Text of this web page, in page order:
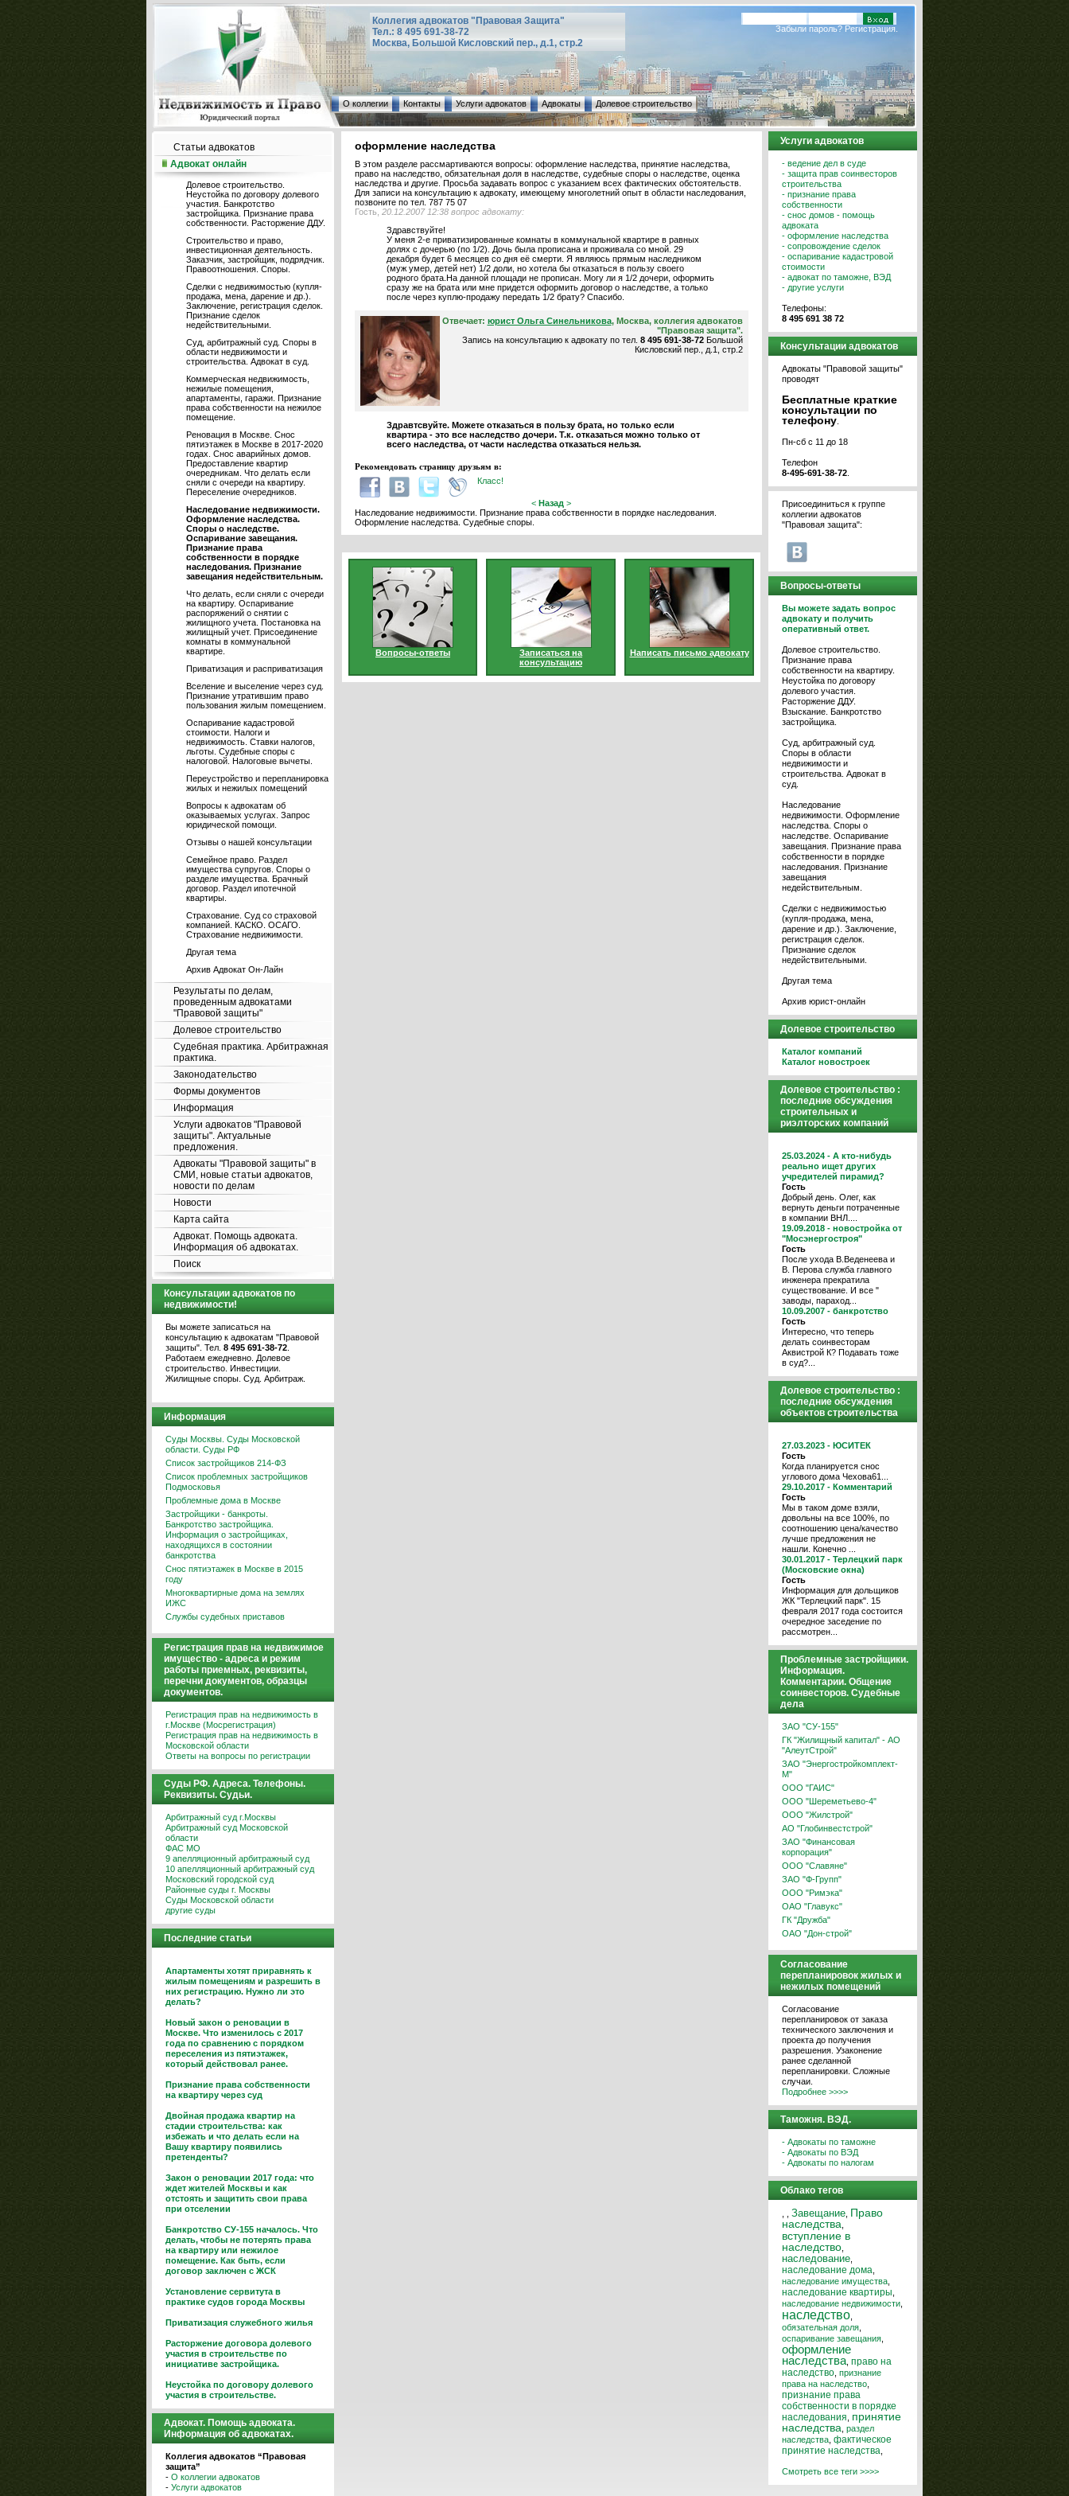
Коллегия адвокатов "Правовая Защита"
Тел.: 8 495 691-38-72
Москва, Большой Кисловский пер., д.1, стр.2
Забыли пароль? Регистрация.
О коллегии Контакты Услуги адвокатов Адвокаты Долевое строительство
Статьи адвокатов
Адвокат онлайн
Долевое строительство.
Неустойка по договору долевого
участия. Банкротство
застройщика. Признание права
собственности. Расторжение ДДУ.
Строительство и право,
инвестиционная деятельность.
Заказчик, застройщик, подрядчик.
Правоотношения. Споры.
Сделки с недвижимостью (купля-
продажа, мена, дарение и др.).
Заключение, регистрация сделок.
Признание сделок
недействительными.
Суд, арбитражный суд. Споры в
области недвижимости и
строительства. Адвокат в суд.
Коммерческая недвижимость,
нежилые помещения,
апартаменты, гаражи. Признание
права собственности на нежилое
помещение.
Реновация в Москве. Снос
пятиэтажек в Москве в 2017-2020
годах. Снос аварийных домов.
Предоставление квартир
очередникам. Что делать если
сняли с очереди на квартиру.
Переселение очередников.
Наследование недвижимости.
Оформление наследства.
Споры о наследстве.
Оспаривание завещания.
Признание права
собственности в порядке
наследования. Признание
завещания недействительным.
Что делать, если сняли с очереди
на квартиру. Оспаривание
распоряжений о снятии с
жилищного учета. Постановка на
жилищный учет. Присоединение
комнаты в коммунальной
квартире.
Приватизация и расприватизация
Вселение и выселение через суд.
Признание утратившим право
пользования жилым помещением.
Оспаривание кадастровой
стоимости. Налоги и
недвижимость. Ставки налогов,
льготы. Судебные споры с
налоговой. Налоговые вычеты.
Переустройство и перепланировка
жилых и нежилых помещений
Вопросы к адвокатам об
оказываемых услугах. Запрос
юридической помощи.
Отзывы о нашей консультации
Семейное право. Раздел
имущества супругов. Споры о
разделе имущества. Брачный
договор. Раздел ипотечной
квартиры.
Страхование. Суд со страховой
компанией. КАСКО. ОСАГО.
Страхование недвижимости.
Другая тема
Архив Адвокат Он-Лайн
Результаты по делам,
проведенным адвокатами
"Правовой защиты"
Долевое строительство
Судебная практика. Арбитражная
практика.
Законодательство
Формы документов
Информация
Услуги адвокатов "Правовой
защиты". Актуальные
предложения.
Адвокаты "Правовой защиты" в
СМИ, новые статьи адвокатов,
новости по делам
Новости
Карта сайта
Адвокат. Помощь адвоката.
Информация об адвокатах.
Поиск
Консультации адвокатов по
недвижимости!
Вы можете записаться на
консультацию к адвокатам "Правовой
защиты". Тел. 8 495 691-38-72
Работаем ежедневно. Долевое
строительство. Инвестиции.
Жилищные споры. Суд. Арбитраж.
Информация
Суды Москвы. Суды Московской
области. Суды РФ
Список застройщиков 214-ФЗ
Список проблемных застройщиков
Подмосковья
Проблемные дома в Москве
Застройщики - банкроты.
Банкротство застройщика.
Информация о застройщиках,
находящихся в состоянии
банкротства
Снос пятиэтажек в Москве в 2015
году
Многоквартирные дома на землях
ИЖС
Службы судебных приставов
Регистрация прав на недвижимое
имущество - адреса и режим
работы приемных, реквизиты,
перечни документов, образцы
документов.
Регистрация прав на недвижимость в
г.Москве (Мосрегистрация)
Регистрация прав на недвижимость в
Московской области
Ответы на вопросы по регистрации
Суды РФ. Адреса. Телефоны.
Реквизиты. Судьи.
Арбитражный суд г.Москвы
Арбитражный суд Московской
области
ФАС МО
9 апелляционный арбитражный суд
10 апелляционный арбитражный суд
Московский городской суд
Районные суды г. Москвы
Суды Московской области
другие суды
Последние статьи
Апартаменты хотят приравнять к
жилым помещениям и разрешить в
них регистрацию. Нужно ли это
делать?
Новый закон о реновации в
Москве. Что изменилось с 2017
года по сравнению с порядком
переселения из пятиэтажек,
который действовал ранее.
Признание права собственности
на квартиру через суд
Двойная продажа квартир на
стадии строительства: как
избежать и что делать если на
Вашу квартиру появились
претенденты?
Закон о реновации 2017 года: что
ждет жителей Москвы и как
отстоять и защитить свои права
при отселении
Банкротство СУ-155 началось. Что
делать, чтобы не потерять права
на квартиру или нежилое
помещение. Как быть, если
договор заключен с ЖСК
Установление сервитута в
практике судов города Москвы
Приватизация служебного жилья
Расторжение договора долевого
участия в строительстве по
инициативе застройщика.
Неустойка по договору долевого
участия в строительстве.
Адвокат. Помощь адвоката.
Информация об адвокатах.
Коллегия адвокатов “Правовая
защита”
- О коллегии адвокатов
- Услуги адвокатов
оформление наследства
В этом разделе рассмартиваются вопросы: оформление наследства, принятие наследства,
право на наследство, обязательная доля в наследстве, судебные споры о наследстве, оценка
наследства и другие. Просьба задавать вопрос с указанием всех фактических обстоятельств.
Для записи на консультацию к адвокату, имеющему многолетний опыт в области наследования,
позвоните по тел. 787 75 07
Гость, 20.12.2007 12:38 вопрос адвокату:
Здравствуйте!
У меня 2-е приватизированные комнаты в коммунальной квартире в равных
долях с дочерью (по 1/2). Дочь была прописана и проживала со мной. 29
декабря будет 6 месяцев со дня её смерти. Я являюсь прямым наследником
(муж умер, детей нет) 1/2 доли, но хотела бы отказаться в пользу своего
родного брата.На данной площади не прописан. Могу ли я 1/2 дочери, оформить
сразу же на брата или мне придется оформить договор о наследстве, а только
после через куплю-продажу передать 1/2 брату? Спасибо.
Отвечает: юрист Ольга Синельникова, Москва, коллегия адвокатов
"Правовая защита".
Запись на консультацию к адвокату по тел. 8 495 691-38-72Большой
Кисловский пер., д.1, стр.2
Здравтсвуйте. Можете отказаться в пользу брата, но только если
квартира - это все наследство дочери. Т.к. отказаться можно только от
всего наследства, от части наследства отказаться нельзя.
Рекомендовать страницу друзьям в:
Класс!
< Назад >
Наследование недвижимости. Признание права собственности в порядке наследования.
Оформление наследства. Судебные споры.
Вопросы-ответы
Записаться на
консультацию
Написать письмо адвокату
Услуги адвокатов
- ведение дел в суде
- защита прав соинвесторов
строительства
- признание права
собственности
- снос домов - помощь
адвоката
- оформление наследства
- сопровождение сделок
- оспаривание кадастровой
стоимости
- адвокат по таможне, ВЭД
- другие услуги
Телефоны:
8 495 691 38 72
Консультации адвокатов
Адвокаты "Правовой защиты"
проводят
Бесплатные краткие
консультации по
телефону
Пн-сб с 11 до 18
Телефон
8-495-691-38-72
Присоединиться к группе
коллегии адвокатов
"Правовая защита":
Вопросы-ответы
Вы можете задать вопрос
адвокату и получить
оперативный ответ.
Долевое строительство.
Признание права
собственности на квартиру.
Неустойка по договору
долевого участия.
Расторжение ДДУ.
Взыскание. Банкротство
застройщика.
Суд, арбитражный суд.
Споры в области
недвижимости и
строительства. Адвокат в
суд.
Наследование
недвижимости. Оформление
наследства. Споры о
наследстве. Оспаривание
завещания. Признание права
собственности в порядке
наследования. Признание
завещания
недействительным.
Сделки с недвижимостью
(купля-продажа, мена,
дарение и др.). Заключение,
регистрация сделок.
Признание сделок
недействительными.
Другая тема
Архив юрист-онлайн
Долевое строительство
Каталог компаний
Каталог новостроек
Долевое строительство :
последние обсуждения
строительных и
риэлторских компаний
25.03.2024 - А кто-нибудь
реально ищет других
учредителей пирамид?
Гость
Добрый день. Олег, как
вернуть деньги потраченные
в компании ВНЛ....
19.09.2018 - новостройка от
"Мосэнергостроя"
Гость
После ухода В.Веденеева и
В. Перова служба главного
инженера прекратила
существование. И все "
заводы, параход...
10.09.2007 - банкротство
Гость
Интересно, что теперь
делать соинвесторам
Аквистрой К? Подавать тоже
в суд?...
Долевое строительство :
последние обсуждения
объектов строительства
27.03.2023 - ЮСИТЕК
Гость
Когда планируется снос
углового дома Чехова61...
29.10.2017 - Комментарий
Гость
Мы в таком доме взяли,
довольны на все 100%, по
соотношению цена/качество
лучше предложения не
нашли. Конечно ...
30.01.2017 - Терлецкий парк
(Московские окна)
Гость
Информация для дольщиков
ЖК "Терлецкий парк". 15
февраля 2017 года состоится
очередное заседение по
рассмотрен...
Проблемные застройщики.
Информация.
Комментарии. Общение
соинвесторов. Судебные
дела
ЗАО "СУ-155"
ГК "Жилищный капитал" - АО
"АлеутСтрой"
ЗАО "Энергостройкомплект-
М"
ООО "ГАИС"
ООО "Шереметьево-4"
ООО "Жилстрой"
АО "Глобинвестстрой"
ЗАО "Финансовая
корпорация"
ООО "Славяне"
ЗАО "Ф-Групп"
ООО "Римэка"
ОАО "Главукс"
ГК "Дружба"
ОАО "Дон-строй"
Согласование
перепланировок жилых и
нежилых помещений
Согласование
перепланировок от заказа
технического заключения и
проекта до получения
разрешения. Узаконение
ранее сделанной
перепланировки. Сложные
случаи.
Подробнее >>>>
Таможня. ВЭД.
- Адвокаты по таможне
- Адвокаты по ВЭД
- Адвокаты по налогам
Облако тегов
Завещание Право
наследства
вступление в
наследство
наследование
наследование дома
наследование имущества
наследование квартиры
наследование недвижимости
наследство
обязательная доля
оспаривание завещания
оформление
наследства право на
наследство признание
права на наследство
признание права
собственности в порядке
наследования принятие
наследства раздел
наследства фактическое
принятие наследства
Смотреть все теги >>>>